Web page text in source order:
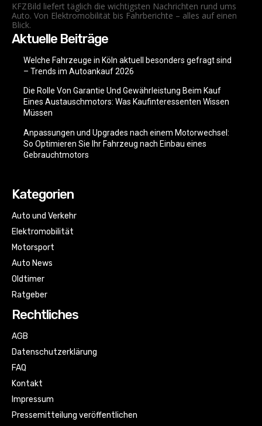
KFZBild liefert täglich die wichtigsten Nachrichten rund ums
Auto. Von Elektromobilität bis Fahrberichte – alles auf einen
Blick.
Aktuelle Beiträge
Welche Fahrzeuge in Köln aktuell besonders gefragt sind
– Trends im Autoankauf 2026
Die Rolle Von Garantie Und Gewährleistung Beim Kauf
Eines Austauschmotors: Was Kaufinteressenten Wissen
Müssen
Anpassungen und Upgrades nach einem Motorwechsel:
So Optimieren Sie Ihr Fahrzeug nach Einbau eines
Gebrauchtmotors
Kategorien
Auto und Verkehr
Elektromobilität
Motorsport
Auto News
Oldtimer
Ratgeber
Rechtliches
AGB
Datenschutzerklärung
FAQ
Kontakt
Impressum
Pressemitteilung veröffentlichen